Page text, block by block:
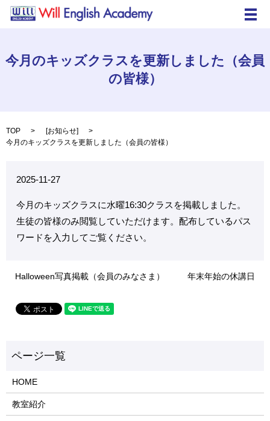
メ
今月のキッズクラスを更新しました（会員
の皆様）
TOP [お知らせ]
今月のキッズクラスを更新しました（会員の皆様）
2025-11-27
今月のキッズクラスに水曜16:30クラスを掲載しました。
生徒の皆様のみ閲覧していただけます。配布しているパス
ワードを入力してご覧ください。
Halloween写真掲載（会員のみなさま） 年末年始の休講日
HOME
教室紹介